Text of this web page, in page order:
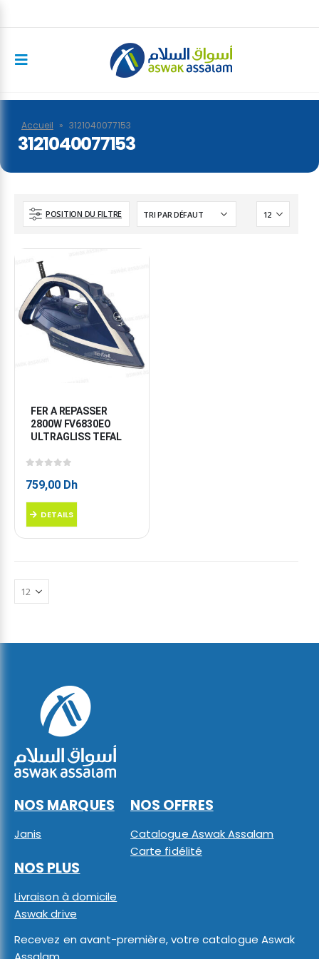
Accueil » 3121040077153
3121040077153
POSITION DU FILTRE
FER A REPASSER
2800W FV6830EO
ULTRAGLISS TEFAL
759,00 Dh
DETAILS
NOS MARQUES
Janis
NOS OFFRES
Catalogue Aswak Assalam
Carte fidélité
NOS PLUS
Livraison à domicile
Aswak drive
Recevez en avant-première, votre catalogue Aswak